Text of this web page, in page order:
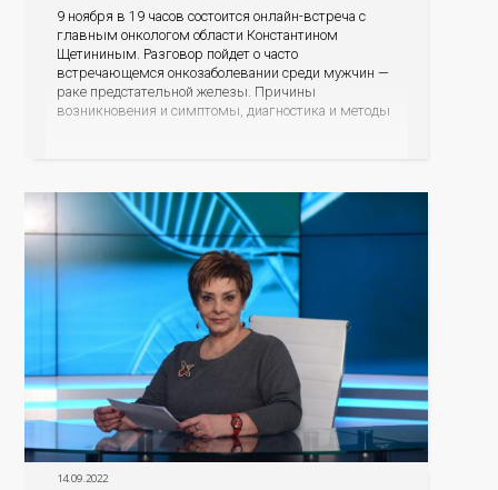
9 ноября в 19 часов состоится онлайн-встреча с
главным онкологом области Константином
Щетининым. Разговор пойдет о часто
встречающемся онкозаболевании среди мужчин —
раке предстательной железы. Причины
возникновения и симптомы, диагностика и методы
14.09.2022